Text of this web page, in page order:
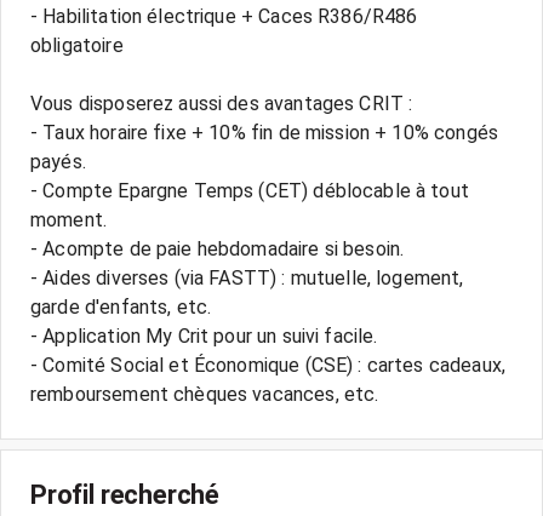
- Habilitation électrique + Caces R386/R486
obligatoire
Vous disposerez aussi des avantages CRIT :
- Taux horaire fixe + 10% fin de mission + 10% congés
payés.
- Compte Epargne Temps (CET) déblocable à tout
moment.
- Acompte de paie hebdomadaire si besoin.
- Aides diverses (via FASTT) : mutuelle, logement,
garde d'enfants, etc.
- Application My Crit pour un suivi facile.
- Comité Social et Économique (CSE) : cartes cadeaux,
Profil recherché